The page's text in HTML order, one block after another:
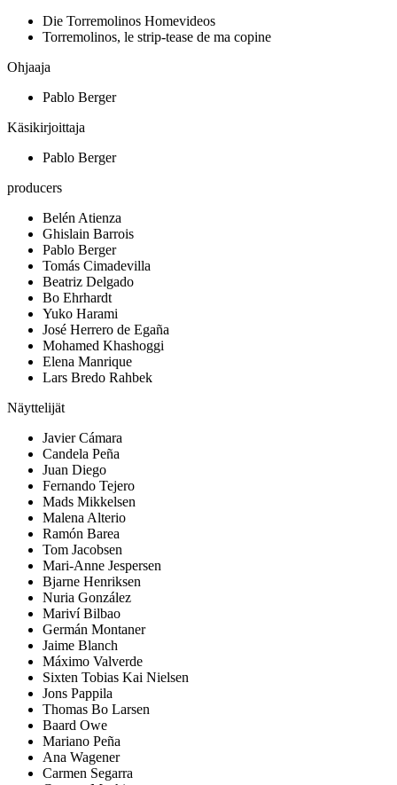
Die Torremolinos Homevideos
Torremolinos, le strip-tease de ma copine
Ohjaaja
Pablo Berger
Käsikirjoittaja
Pablo Berger
producers
Belén Atienza
Ghislain Barrois
Pablo Berger
Tomás Cimadevilla
Beatriz Delgado
Bo Ehrhardt
Yuko Harami
José Herrero de Egaña
Mohamed Khashoggi
Elena Manrique
Lars Bredo Rahbek
Näyttelijät
Javier Cámara
Candela Peña
Juan Diego
Fernando Tejero
Mads Mikkelsen
Malena Alterio
Ramón Barea
Tom Jacobsen
Mari-Anne Jespersen
Bjarne Henriksen
Nuria González
Mariví Bilbao
Germán Montaner
Jaime Blanch
Máximo Valverde
Sixten Tobias Kai Nielsen
Jons Pappila
Thomas Bo Larsen
Baard Owe
Mariano Peña
Ana Wagener
Carmen Segarra